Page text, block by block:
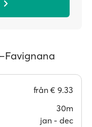
från € 9.33
30m
jan ‐ dec